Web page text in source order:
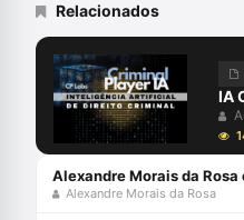
Relacionados
IA
Alexandre Morais da Rosa